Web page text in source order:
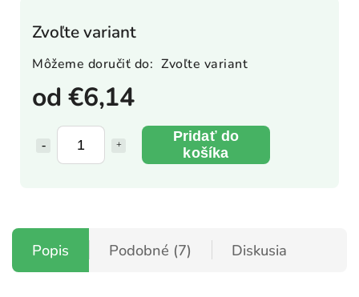
od€6,14
Pridať do
košíka
Zvoľte variant
Môžeme doručiť do: Zvoľte variant
Popis Podobné (7) Diskusia